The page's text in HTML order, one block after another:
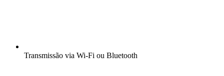
Transmissão via Wi-Fi ou Bluetooth